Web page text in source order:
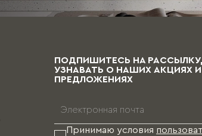
ПОДПИШИТЕСЬ НА
УЗНАВАТЬ О НАШИХ АКЦИЯХ
ПРЕДЛОЖЕНИЯХ
Принимаю условия